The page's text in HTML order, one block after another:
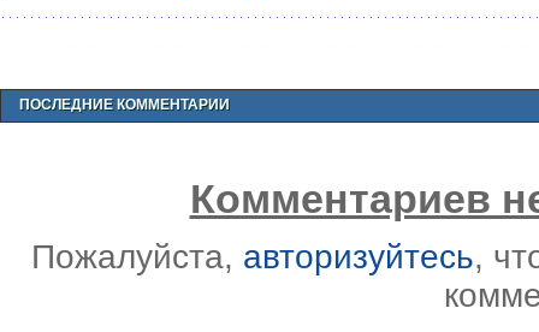
ПОСЛЕДНИЕ КОММЕНТАРИИ
Комментариев
Пожалуйста, авторизуйтесь,